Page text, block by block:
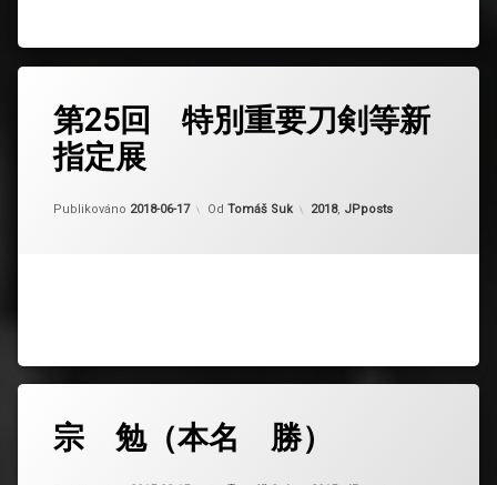
第25回 特別重要刀剣等新
指定展
Publikováno 2018-06-17
Aktualizováno 2024-02-23
Od Tomáš Suk Kategorie:
2018, JPposts
宗 勉（本名 勝）
Aktualizováno 2024-02-23